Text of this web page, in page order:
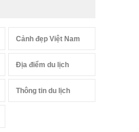
Cảnh đẹp Việt Nam
Địa điểm du lịch
Thông tin du lịch